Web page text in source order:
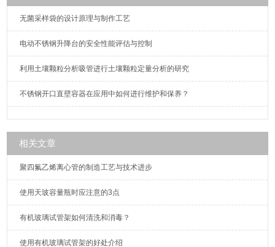
无菌采样袋的设计原理与制作工艺
电动不锈钢升降台的安全性能评估与控制
利用土壤颗粒分析吸管进行土壤颗粒定量分析的研究
不锈钢开口直壁容器在应用中如何进行维护和保养？
相关文章
聚四氟乙烯离心管的制造工艺与技术进步
使用天玻容量瓶时应注意的3点
有机玻璃试管架如何清洗和消毒？
使用有机玻璃试管架的好处介绍